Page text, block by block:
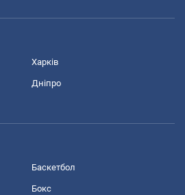
Харків
Дніпро
Баскетбол
Бокс